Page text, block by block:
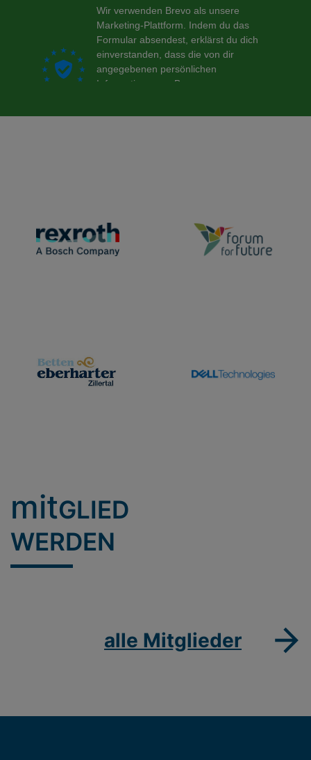
mitGLIED
WERDEN
alle Mitglieder